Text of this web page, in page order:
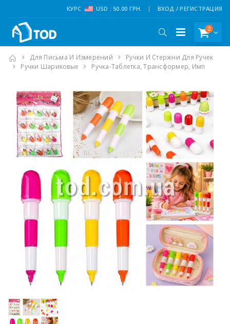
КУРС USD : 50.00 ГРН. ВХОД / РЕГИСТРАЦИЯ
0
Для Письма И Измерений
Ручки И Стержни Для Ручек
Ручки Шариковые
Ручка-Таблетка, Трансформер, Имп